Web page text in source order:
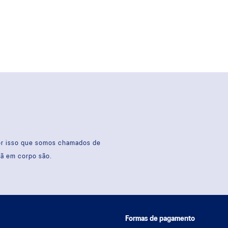
isso que somos chamados de
em corpo são.
Formas de pagamento